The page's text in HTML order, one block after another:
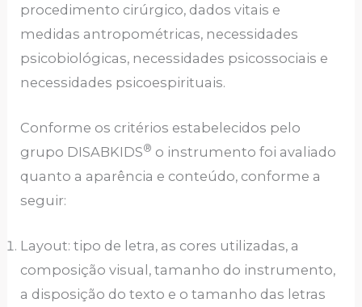
procedimento cirúrgico, dados vitais e
medidas antropométricas, necessidades
psicobiológicas, necessidades psicossociais e
necessidades psicoespirituais.
Conforme os critérios estabelecidos pelo
grupo DISABKIDS® o instrumento foi avaliado
quanto a aparência e conteúdo, conforme a
seguir:
Layout: tipo de letra, as cores utilizadas, a
composição visual, tamanho do instrumento,
a disposição do texto e o tamanho das letras